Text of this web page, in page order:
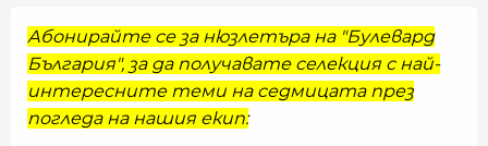
Абонирайте се за нюзлетъра на "Булевард
България", за да получавате селекция с най-
интересните теми на седмицата през
погледа на нашия екип: